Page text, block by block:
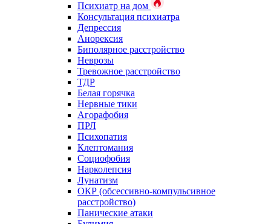
Психиатр на дом
Консультация психиатра
Депрессия
Анорексия
Биполярное расстройство
Неврозы
Тревожное расстройство
ТДР
Белая горячка
Нервные тики
Агорафобия
ПРЛ
Психопатия
Клептомания
Социофобия
Нарколепсия
Лунатизм
ОКР (обсессивно-компульсивное
расстройство)
Панические атаки